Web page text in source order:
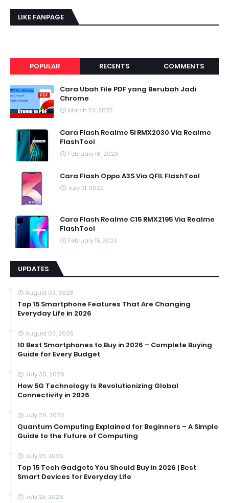
LIKE FANPAGE
POPULAR RECENTS COMMENTS
Cara Ubah File PDF yang Berubah Jadi
Chrome
March 24, 2022
Cara Flash Realme 5i RMX2030 Via Realme
FlashTool
February 16, 2023
Cara Flash Oppo A3S Via QFIL FlashTool
July 21, 2022
Cara Flash Realme C15 RMX2195 Via Realme
FlashTool
February 15, 2023
UPDATES
August 03, 2026
Top 15 Smartphone Features That Are Changing
Everyday Life in 2026
August 03, 2026
10 Best Smartphones to Buy in 2026 – Complete Buying
Guide for Every Budget
July 30, 2026
How 5G Technology Is Revolutionizing Global
Connectivity in 2026
July 26, 2026
Quantum Computing Explained for Beginners – A Simple
Guide to the Future of Computing
July 25, 2026
Top 15 Tech Gadgets You Should Buy in 2026 | Best
Smart Devices for Everyday Life
July 25, 2026